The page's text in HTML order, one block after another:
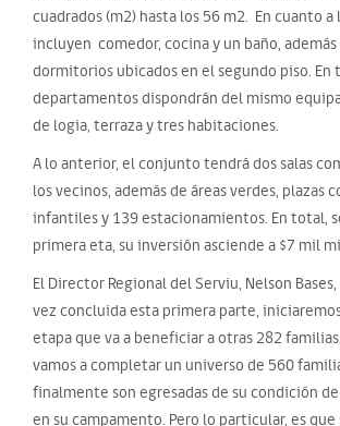
cuadrados (m2) hasta los 56 m2. En cuanto a
incluyen comedor, cocina y un baño,
dormitorios ubicados en el segundo piso. En
departamentos dispondrán del mismo
de logia, terraza y tres habitaciones.
A lo anterior, el conjunto tendrá dos salas
los vecinos, además de áreas verdes, plazas
infantiles y 139 estacionamientos. En total,
primera eta, su inversión asciende a $7 mil
El Director Regional del Serviu, Nelson
vez concluida esta primera parte,
etapa que va a beneficiar a otras 282
vamos a completar un universo de 560
finalmente son egresadas de su condición
en su campamento. Pero lo particular, es que